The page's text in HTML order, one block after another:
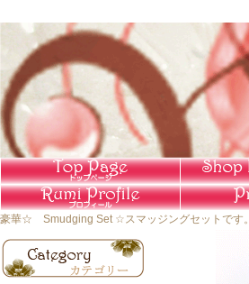
豪華☆ Smudging Set ☆スマッジングセットです。